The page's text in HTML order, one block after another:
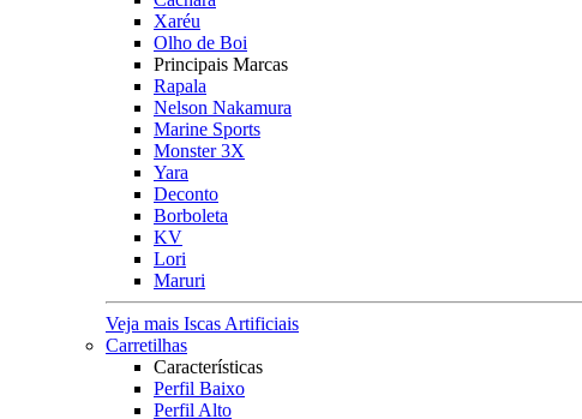
Xaréu
Olho de Boi
Principais Marcas
Rapala
Nelson Nakamura
Marine Sports
Monster 3X
Yara
Deconto
Borboleta
KV
Lori
Maruri
Veja mais Iscas Artificiais
Carretilhas
Características
Perfil Baixo
Perfil Alto